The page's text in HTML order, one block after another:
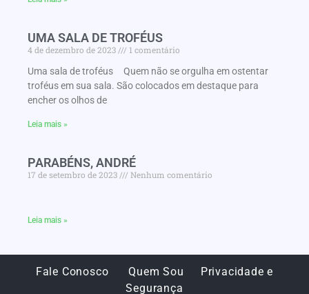
UMA SALA DE TROFÉUS
4 de dezembro de 2023
1 comentário
Uma sala de troféus Quem não se orgulha em ostentar
troféus em sua sala. São colocados em destaque para
encher os olhos de
Leia mais »
PARABÉNS, ANDRÉ
17 de setembro de 2023 Nenhum comentário
Leia mais »
Fale Conosco Quem Sou
Privacidade e
Segurança